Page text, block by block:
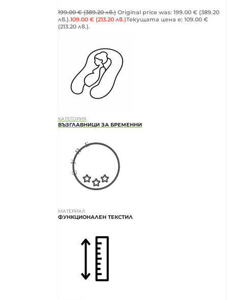
199.00€ (389.20 лв.) Original price was: 199.00 € (389.20
лв.).109.00 € (213.20 лв.)Текущата цена е: 109.00 €
(213.20 лв.).
КАТЕГОРИЯ
ВЪЗГЛАВНИЦИ ЗА БРЕМЕННИ
МАТЕРИАЛ
ФУНКЦИОНАЛЕН ТЕКСТИЛ